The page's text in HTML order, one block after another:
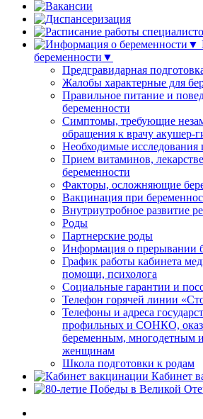
беременности▼
Предгравидарная
Жалобы характерные для
Правильное питание и
беременности
Симптомы, требующие
обращения к врачу акушер-
Необходимые исследования
Прием витаминов,
беременности
Факторы, осложняющие
Вакцинация при
Внутриутробное развитие
Роды
Партнерские роды
Информация о прерывании
График работы кабинета
помощи, психолога
Социальные гарантии и
Телефон горячей линии
Телефоны и адреса
профильных и СОНКО,
беременным, многодетным
женщинам
Школа подготовки к родам
Кабинет